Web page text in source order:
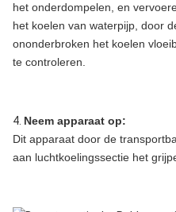
het onderdompelen, en
het koelen van waterpijp, door
ononderbroken het koelen
te controleren.
4. Neem apparaat op:
Dit apparaat door de
aan luchtkoelingssectie het